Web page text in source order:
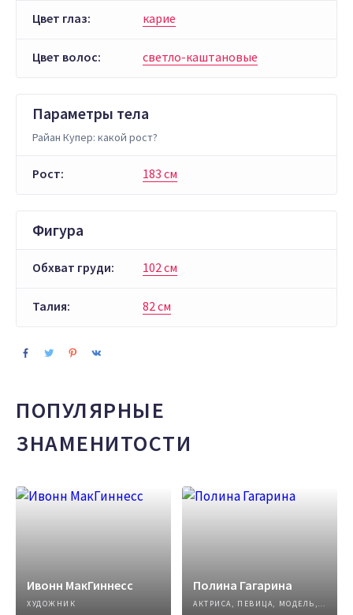
Цвет глаз: карие
Цвет волос: светло-каштановые
Параметры тела
Райан Купер: какой рост?
Рост: 183 см
Фигура
Обхват груди: 102 см
Талия: 82 см
ПОПУЛЯРНЫЕ
ЗНАМЕНИТОСТИ
Ивонн МакГиннесс
ХУДОЖНИК
Полина Гагарина
АКТРИСА, ПЕВИЦА, МОДЕЛЬ, АВТОР ПЕСЕН